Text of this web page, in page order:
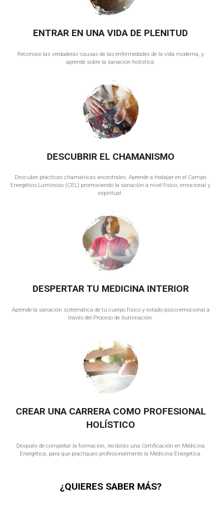
ENTRAR EN UNA VIDA DE PLENITUD
Reconoce las verdaderas causas de las enfermedades de la vida moderna, y
aprende sobre la sanación holística.
DESCUBRIR EL CHAMANISMO
Descubre prácticas chamánicas ancestrales. Aprende a trabajar en el Campo
Energético Luminoso (CEL) promoviendo la sanación a nivel físico, emocional y
espiritual.
DESPERTAR TU MEDICINA INTERIOR
Aprende la sanación sistemática de tu cuerpo físico y estado psico-emocional a
través del Proceso de Iluminación.
CREAR UNA CARRERA COMO PROFESIONAL
HOLÍSTICO
Después de completar la formación, recibirás una Certificación en Medicina
Energética, para que practiques profesionalmente la Medicina Energética.
¿QUIERES SABER MÁS?